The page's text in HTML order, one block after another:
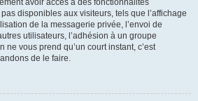
avoir accès à des fonctionnalités
disponibles aux visiteurs, tels que l’affichage
de la messagerie privée, l’envoi de
utilisateurs, l’adhésion à un groupe
ne vous prend qu’un court instant, c’est
de le faire.